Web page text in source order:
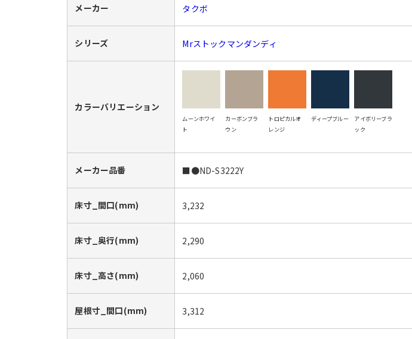
メーカー タクボ
シリーズ Mrストックマンダンディ
カラーバリエーション
ムーンホワイ
ト
カーボンブラ
ウン
トロピカルオ
レンジ
ディープブルー
アイボリーブラ
ック
メーカー品番 ■●ND-S3222Y
床寸_間口(mm) 3,232
床寸_奥行(mm) 2,290
床寸_高さ(mm) 2,060
屋根寸_間口(mm) 3,312